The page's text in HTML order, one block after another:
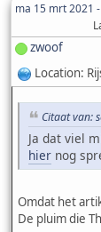
ma 15 mrt 2021
zwoof
Location:
Citaat van:
Ja dat viel
hier nog
Omdat het
De pluim die